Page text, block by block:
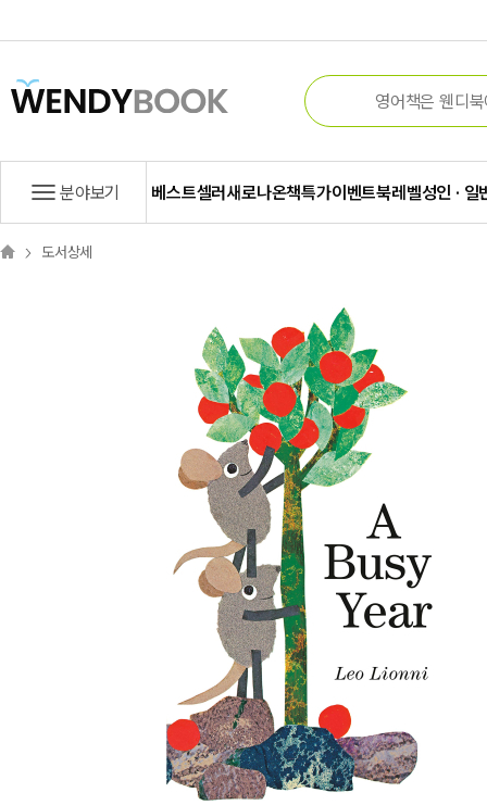
분야보기 베스트셀러새로나온책특가이벤트북레벨성인 · 일
도서상세